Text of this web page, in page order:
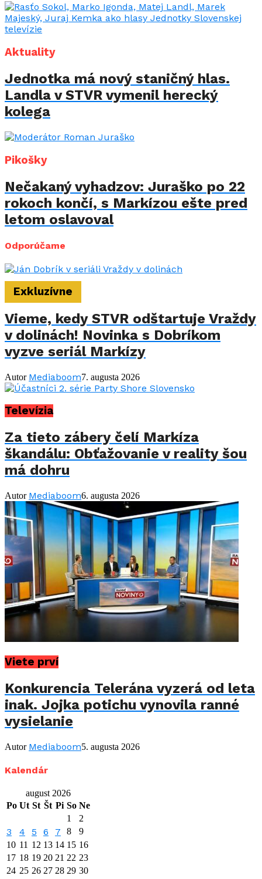
Aktuality
Jednotka má nový staničný hlas.
Landla v STVR vymenil herecký
kolega
Pikošky
Nečakaný vyhadzov: Juraško po 22
rokoch končí, s Markízou ešte pred
letom oslavoval
Odporúčame
Exkluzívne
Vieme, kedy STVR odštartuje Vraždy
v dolinách! Novinka s Dobríkom
vyzve seriál Markízy
Autor Mediaboom7. augusta 2026
Televízia
Za tieto zábery čelí Markíza
škandálu: Obťažovanie v reality šou
má dohru
Autor Mediaboom6. augusta 2026
Viete prví
Konkurencia Telerána vyzerá od leta
inak. Jojka potichu vynovila ranné
vysielanie
Autor Mediaboom5. augusta 2026
Kalendár
august 2026
Po Ut St Št Pi So Ne
1
2
3 4 5 6 7 8
9
10 11 12 13 14 15 16
17 18 19 20 21 22 23
24 25 26 27 28 29 30